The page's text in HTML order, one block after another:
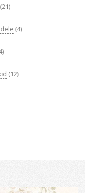
(21)
(4)
(12)